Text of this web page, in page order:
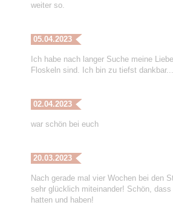
weiter so.
05.04.2023
Ich habe nach langer Suche meine
Floskeln sind. Ich bin zu tiefst dankbar...
02.04.2023
war schön bei euch
20.03.2023
Nach gerade mal vier Wochen bei den
sehr glücklich miteinander! Schön,
hatten und haben!